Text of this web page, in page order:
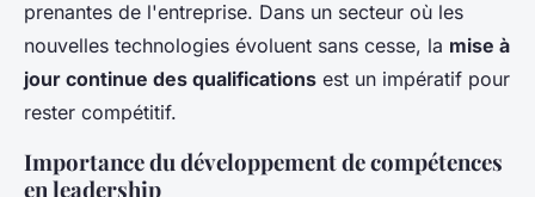
prenantes de l'entreprise. Dans un secteur où les
nouvelles technologies évoluent sans cesse, la mise à
jour continue des qualifications est un impératif pour
rester compétitif.
Importance du développement de compétences
en leadership